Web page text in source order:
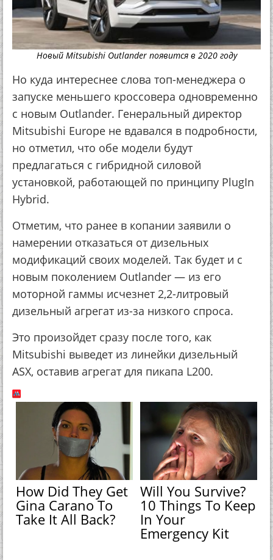
Новый Mitsubishi Outlander появится в 2020 году
Но куда интереснее слова топ-менеджера о
запуске меньшего кроссовера одновременно
с новым Outlander. Генеральный директор
Mitsubishi Europe не вдавался в подробности,
но отметил, что обе модели будут
предлагаться с гибридной силовой
установкой, работающей по принципу PlugIn
Hybrid.
Отметим, что ранее в копании заявили о
намерении отказаться от дизельных
модификаций своих моделей. Так будет и с
новым поколением Outlander — из его
моторной гаммы исчезнет 2,2-литровый
дизельный агрегат из-за низкого спроса.
Это произойдет сразу после того, как
Mitsubishi выведет из линейки дизельный
ASX, оставив агрегат для пикапа L200.
How Did They Get
Gina Carano To
Take It All Back?
Will You Survive?
10 Things To Keep
In Your
Emergency Kit